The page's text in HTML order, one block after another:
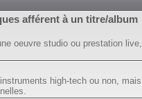
afférent à un titre/album
oeuvre studio ou prestation
high-tech ou non,